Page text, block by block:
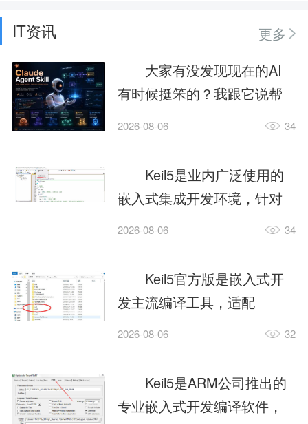
IT资讯
更多
大家有没发现现在的AI
有时候挺笨的？我跟它说帮
我订个明天早上的闹钟，它
这样？因为AI，就是个只会
耍嘴皮子的书呆子。它脑子
里有海量知识，但没有真正
激发出来实力。而
AgentSkill，就是给AI大脑装
上的一双机械手，它真的能
解决很多问题。1什么是
AgentSkillSkill指...
2026-08-06 34
Keil5是业内广泛使用的
嵌入式集成开发环境，针对
ARM、51内核单片机提供编
力，代码编译稳定，调试工
具成熟，大量开源项目基于
该平台开发。新项目需要单
独下载对应芯片支持包，新
手配置难度较高，正版商业
授权费用不菲，未授权版本
存在程序容量限制，适合硬
2026-08-06 34
Keil5官方版是嵌入式开
发主流编译工具，适配
STM32、51单片机等多款芯
在线调试、代码仿真，兼容
众多厂商芯片安装包。软件
需要手动添加器件库，初次
2026-08-06 32
Keil5是ARM公司推出的
专业嵌入式开发编译软件，